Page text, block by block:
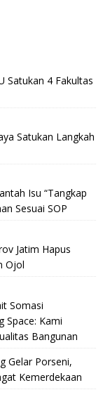
Satukan 4 Fakultas
Satukan Langkah
Isu “Tangkap
Sesuai SOP
Jatim Hapus
Ojol
Somasi
Space: Kami
Bangunan
Gelar Porseni,
Kemerdekaan